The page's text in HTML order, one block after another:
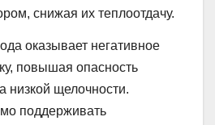
снижая их теплоотдачу.
оказывает негативное
повышая опасность
низкой щелочности.
поддерживать